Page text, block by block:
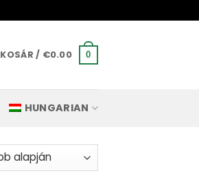
KOSÁR / €0.00 0
HUNGARIAN